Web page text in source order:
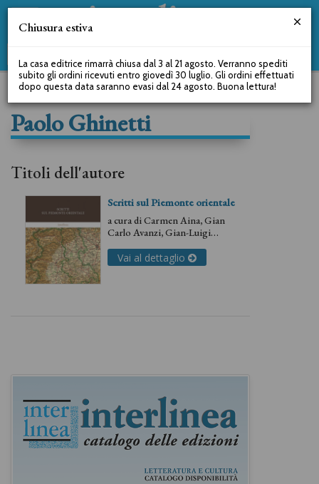
Paolo Ghinetti
Titoli dell'autore
Scritti sul Piemonte orientale
a cura diCarmen Aina,Gian
Carlo Avanzi,Gian-Luigi
Cesare Emanuel,Paolo
Ghinetti,Maria Napoli,Paolo
Vai al dettaglio
Chiusura estiva
La casa editrice rimarrà chiusa dal 3 al 21 agosto. Verranno spediti
subito gli ordini ricevuti entro giovedì 30 luglio. Gli ordini effettuati
dopo questa data saranno evasi dal 24 agosto. Buona lettura!